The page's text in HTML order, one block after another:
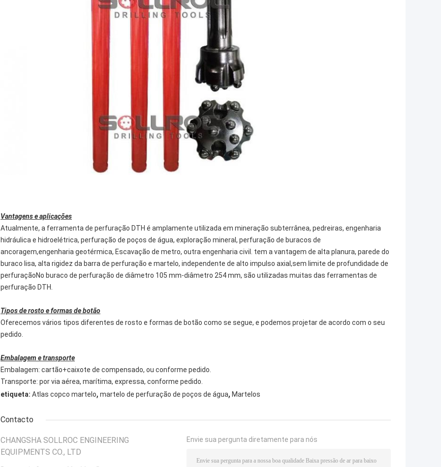
Vantagens e aplicações
Atualmente, a ferramenta de perfuração DTH é amplamente utilizada em mineração subterrânea, pedreiras, engenharia
hidráulica e hidroelétrica, perfuração de poços de água, exploração mineral, perfuração de buracos de
ancoragem,engenharia geotérmica, Escavação de metro, outra engenharia civil. tem a vantagem de alta planura, parede do
buraco lisa, alta rigidez da barra de perfuração e martelo, independente de alto impulso axial,sem limite de profundidade de
perfuraçãoNo buraco de perfuração de diâmetro 105 mm-diâmetro 254 mm, são utilizadas muitas das ferramentas de
perfuração DTH.
Tipos de rosto e formas de botão
Oferecemos vários tipos diferentes de rosto e formas de botão como se segue, e podemos projetar de acordo com o seu
pedido.
Embalagem e transporte
Embalagem: cartão+caixote de compensado, ou conforme pedido.
Transporte: por via aérea, marítima, expressa, conforme pedido.
etiqueta: Atlas copco martelo, martelo de perfuração de poços de água, Martelos
Contacto
CHANGSHA SOLLROC ENGINEERING
EQUIPMENTS CO., LTD
Envie sua pergunta diretamente para nós